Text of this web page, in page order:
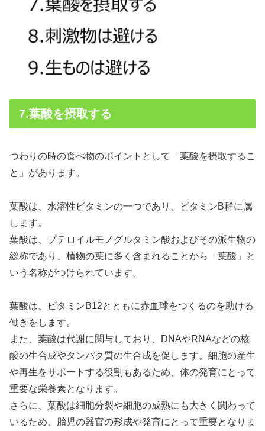
7.葉酸を摂取する
つわりの時の食べ物のポイントとして「葉酸を摂取するこ
と」があります。
葉酸は、水溶性ビタミンの一つであり、ビタミンB群に属
します。
葉酸は、プテロイルモノグルタミン酸およびその派生物の
総称であり、植物の葉に多く含まれることから「葉酸」と
いう名称がつけられています。
葉酸は、ビタミンB12とともに赤血球をつくるのを助ける
働きをします。
また、葉酸は代謝に関与しており、DNAやRNAなどの核
酸の生合成やタンパク質の生合成を促します。細胞の産生
や再生をサポートする役割もあるため、体の発育にとって
重要な栄養素となります。
さらに、葉酸は細胞分裂や細胞の成熟にも大きく関わって
いるため、胎児の器官の形成や発育にとって重要となりま